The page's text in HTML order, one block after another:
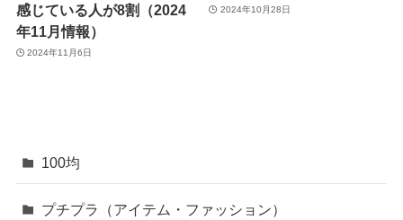
感じている人が8割（2024
年11月情報）
2024年11月6日
2024年10月28日
100均
プチプラ（アイテム・ファッション）